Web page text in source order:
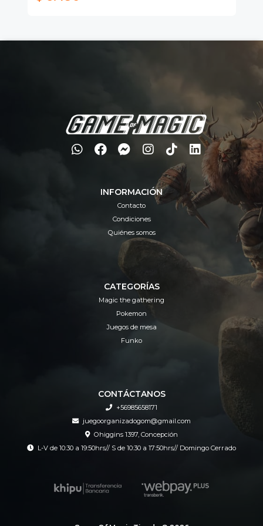
INFORMACIÓN
Contacto
Condiciones
Quiénes somos
CATEGORÍAS
Magic the gathering
Pokemon
Juegos de mesa
Funko
CONTÁCTANOS
+56985658171
juegoorganizadogom@gmail.com
Ohiggins 1397, Concepción
L-V de 10:30 a 19:50hrs// S de 10:30 a 17:50hrs// Domingo Cerrado